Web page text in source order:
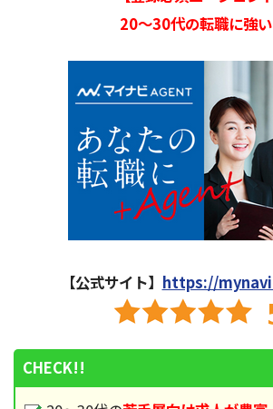
20～30代の転職に強い
【公式サイト】 https://
CHECK!!